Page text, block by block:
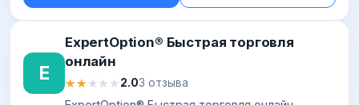
E
ExpertOption® Быстрая торговля
онлайн
★★★★★
★★★★★2.03 отзыва